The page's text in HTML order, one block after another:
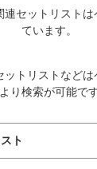
連セットリスト
ています。
ットリストなど
り検索が可能です
ト